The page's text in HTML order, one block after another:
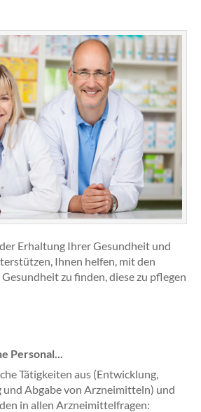
Erhaltung Ihrer Gesundheit und
Ihnen helfen, mit den
zu finden, diese zu pflegen
Personal...
Tätigkeiten aus (Entwicklung,
Abgabe von Arzneimitteln) und
in allen Arzneimittelfragen: